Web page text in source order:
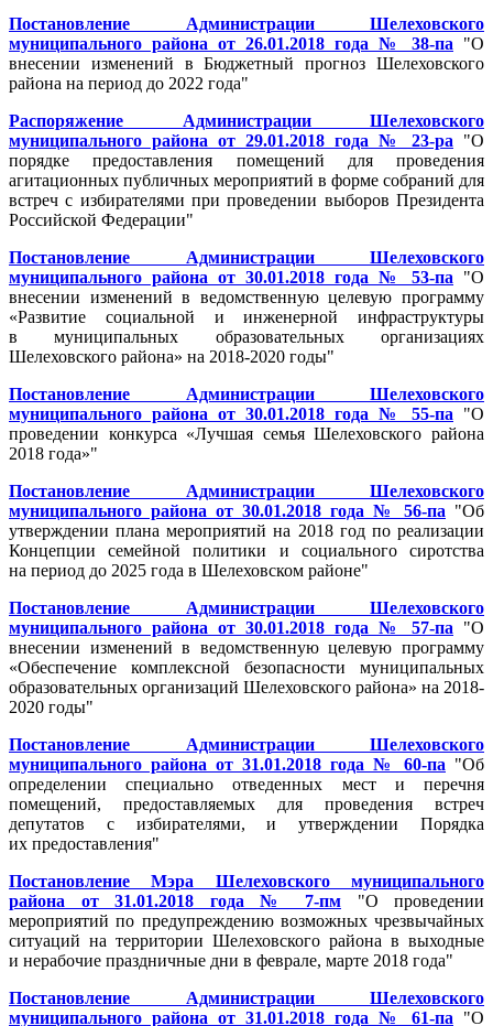
Постановление Администрации Шелеховского
муниципального района от 26.01.2018 года № 38-па "О
внесении изменений в Бюджетный прогноз Шелеховского
района на период до 2022 года"
Распоряжение Администрации Шелеховского
муниципального района от 29.01.2018 года № 23-ра "О
порядке предоставления помещений для проведения
агитационных публичных мероприятий в форме собраний для
встреч с избирателями при проведении выборов Президента
Российской Федерации"
Постановление Администрации Шелеховского
муниципального района от 30.01.2018 года № 53-па "О
внесении изменений в ведомственную целевую программу
«Развитие социальной и инженерной инфраструктуры
в муниципальных образовательных организациях
Шелеховского района» на 2018-2020 годы"
Постановление Администрации Шелеховского
муниципального района от 30.01.2018 года № 55-па "О
проведении конкурса «Лучшая семья Шелеховского района
2018 года»"
Постановление Администрации Шелеховского
муниципального района от 30.01.2018 года № 56-па "Об
утверждении плана мероприятий на 2018 год по реализации
Концепции семейной политики и социального сиротства
на период до 2025 года в Шелеховском районе"
Постановление Администрации Шелеховского
муниципального района от 30.01.2018 года № 57-па "О
внесении изменений в ведомственную целевую программу
«Обеспечение комплексной безопасности муниципальных
образовательных организаций Шелеховского района» на 2018-
2020 годы"
Постановление Администрации Шелеховского
муниципального района от 31.01.2018 года № 60-па "Об
определении специально отведенных мест и перечня
помещений, предоставляемых для проведения встреч
депутатов с избирателями, и утверждении Порядка
их предоставления"
Постановление Мэра Шелеховского муниципального
района от 31.01.2018 года № 7-пм "О проведении
мероприятий по предупреждению возможных чрезвычайных
ситуаций на территории Шелеховского района в выходные
и нерабочие праздничные дни в феврале, марте 2018 года"
Постановление Администрации Шелеховского
муниципального района от 31.01.2018 года № 61-па "О